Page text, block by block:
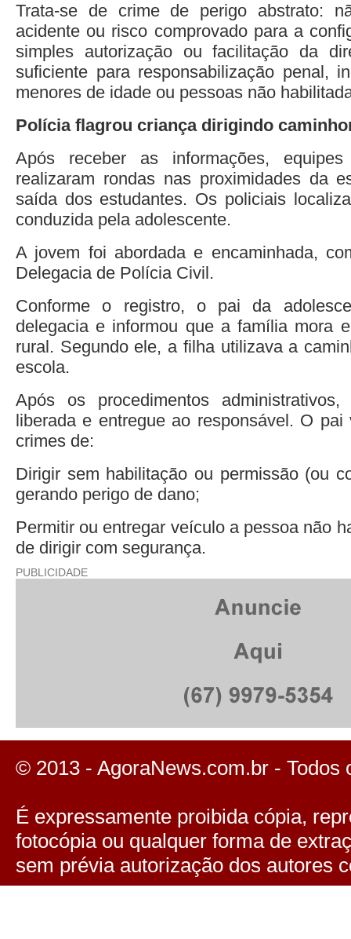
Trata-se de crime de perigo abstrato:
acidente ou risco comprovado para a
simples autorização ou facilitação da
suficiente para responsabilização penal,
menores de idade ou pessoas não
Polícia flagrou criança dirigindo
Após receber as informações,
realizaram rondas nas proximidades da
saída dos estudantes. Os policiais
conduzida pela adolescente.
A jovem foi abordada e encaminhada,
Delegacia de Polícia Civil.
Conforme o registro, o pai da
delegacia e informou que a família mora
rural. Segundo ele, a filha utilizava a
escola.
Após os procedimentos
liberada e entregue ao responsável. O pai
crimes de:
Dirigir sem habilitação ou permissão (ou
gerando perigo de dano;
Permitir ou entregar veículo a pessoa não
de dirigir com segurança.
PUBLICIDADE
© 2013 - AgoraNews.com.br - Todos
É expressamente proibida cópia,
fotocópia ou qualquer forma de
sem prévia autorização dos autores